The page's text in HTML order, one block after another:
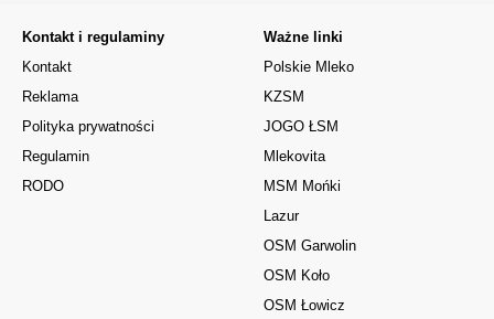
Kontakt i regulaminy
Kontakt
Reklama
Polityka prywatności
Regulamin
RODO
Ważne linki
Polskie Mleko
KZSM
JOGO ŁSM
Mlekovita
MSM Mońki
Lazur
OSM Garwolin
OSM Koło
OSM Łowicz